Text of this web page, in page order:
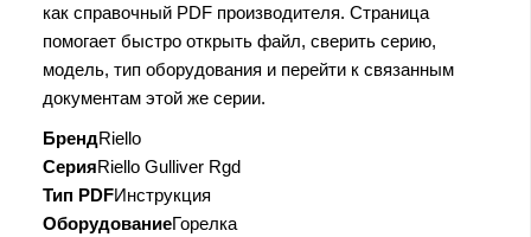
как справочный PDF производителя. Страница
помогает быстро открыть файл, сверить серию,
модель, тип оборудования и перейти к связанным
документам этой же серии.
БрендRiello
СерияRiello Gulliver Rgd
Тип PDFИнструкция
ОборудованиеГорелка